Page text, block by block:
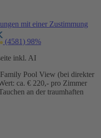
mit einer Zustimmung
(4581) 98%
inkl. AI
Pool View (bei direkter
ca. € 220,- pro Zimmer
an der traumhaften